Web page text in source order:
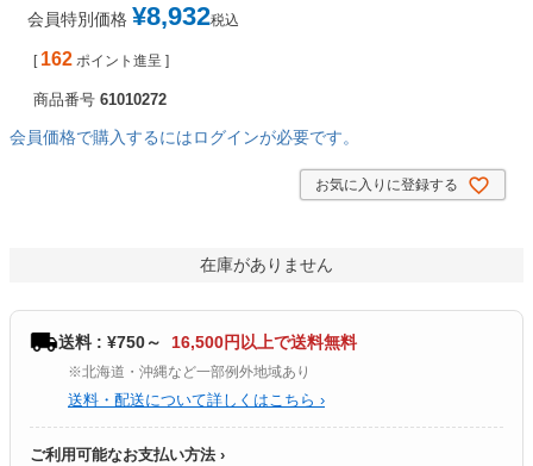
会員特別価格 ¥8,932税込
[ 162 ポイント進呈 ]
商品番号 61010272
会員価格で購入するにはログインが必要です。
お気に入りに登録する
在庫がありません
送料 : ¥750～ 16,500円以上で送料無料
※北海道・沖縄など一部例外地域あり
送料・配送について詳しくはこちら ›
ご利用可能なお支払い方法 ›